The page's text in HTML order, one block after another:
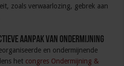
zoals verwaarlozing, gebrek aan
aanpak van ondermijning
en ondermijnende
het congres Ondermijning &